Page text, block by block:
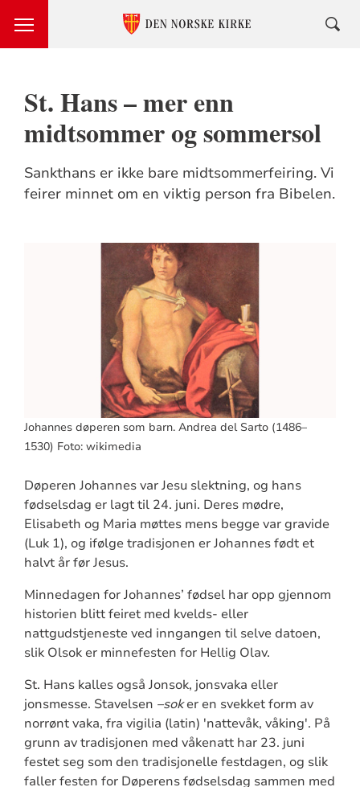
St. Hans – mer enn
midtsommer og sommersol
Sankthans er ikke bare midtsommerfeiring. Vi
feirer minnet om en viktig person fra Bibelen.
Johannes døperen som barn. Andrea del Sarto (1486–
1530) Foto: wikimedia
Døperen Johannes var Jesu slektning, og hans
fødselsdag er lagt til 24. juni. Deres mødre,
Elisabeth og Maria møttes mens begge var gravide
(Luk 1), og ifølge tradisjonen er Johannes født et
halvt år før Jesus.
Minnedagen for Johannes’ fødsel har opp gjennom
historien blitt feiret med kvelds- eller
nattgudstjeneste ved inngangen til selve datoen,
slik Olsok er minnefesten for Hellig Olav.
St. Hans kalles også Jonsok, jonsvaka eller
jonsmesse. Stavelsen –soker en svekket form av
norrønt vaka, fra vigilia (latin) 'nattevåk, våking'. På
grunn av tradisjonen med våkenatt har 23. juni
festet seg som den tradisjonelle festdagen, og slik
faller festen for Døperens fødselsdag sammen med